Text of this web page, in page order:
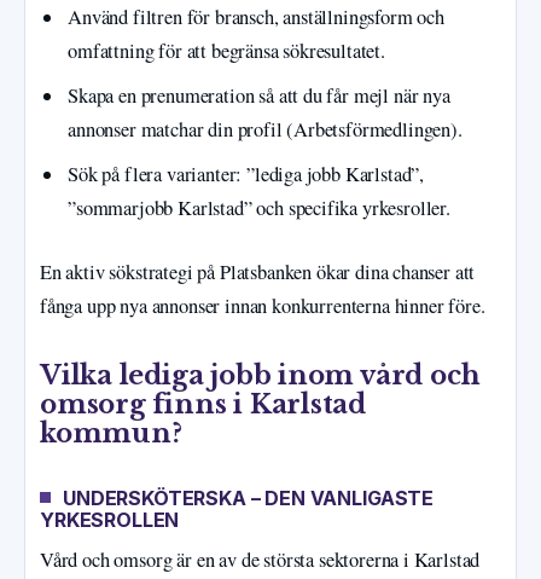
Använd filtren för bransch, anställningsform och
omfattning för att begränsa sökresultatet.
Skapa en prenumeration så att du får mejl när nya
annonser matchar din profil (Arbetsförmedlingen).
Sök på flera varianter: ”lediga jobb Karlstad”,
”sommarjobb Karlstad” och specifika yrkesroller.
En aktiv sökstrategi på Platsbanken ökar dina chanser att
fånga upp nya annonser innan konkurrenterna hinner före.
Vilka lediga jobb inom vård och
omsorg finns i Karlstad
kommun?
UNDERSKÖTERSKA – DEN VANLIGASTE
YRKESROLLEN
Vård och omsorg är en av de största sektorerna i Karlstad